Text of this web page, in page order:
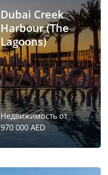
Dubai Creek
Harbour (The
Lagoons)
Недвижимость от
970 000 AED